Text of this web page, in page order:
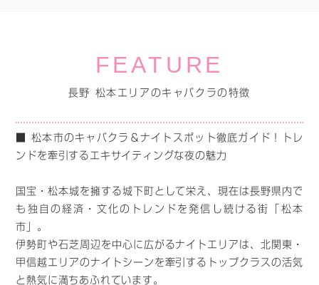
FEATURE
長野 松本エリアのキャバクラの特徴
■ 松本市のキャバクラ＆ナイトスポット徹底ガイド！トレ
ンドを牽引するエキサイティングな夜の魅力
国宝・松本城を擁する城下町として栄え、現在は長野県内で
も独自の経済・文化のトレンドを発信し続ける街「松本
市」。
伊勢町や石芝周辺を中心に広がるナイトエリアは、北関東・
甲信越エリアのナイトシーンを牽引するトップクラスの活気
と熱気に満ちあふれています。